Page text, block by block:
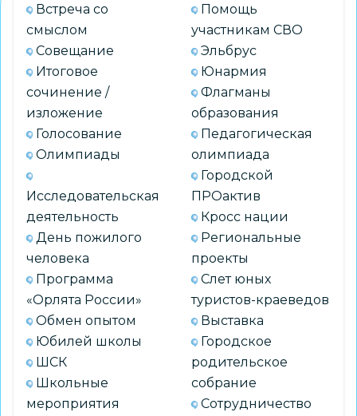
Встреча со
смыслом
Совещание
Итоговое
сочинение /
изложение
Голосование
Олимпиады
Исследовательская
деятельность
День пожилого
человека
Программа
«Орлята России»
Обмен опытом
Юбилей школы
ШСК
Школьные
мероприятия
Помощь
участникам СВО
Эльбрус
Юнармия
Флагманы
образования
Педагогическая
олимпиада
Городской
ПРОактив
Кросс нации
Региональные
проекты
Слет юных
туристов-краеведов
Выставка
Городское
родительское
собрание
Сотрудничество